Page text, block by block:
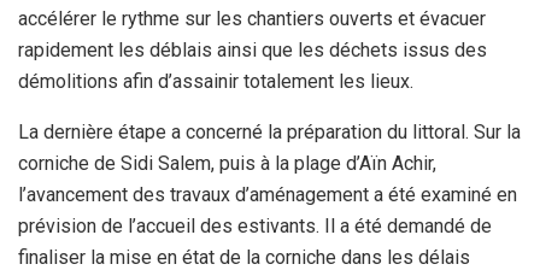
accélérer le rythme sur les chantiers ouverts et évacuer
rapidement les déblais ainsi que les déchets issus des
démolitions afin d’assainir totalement les lieux.
La dernière étape a concerné la préparation du littoral. Sur la
corniche de Sidi Salem, puis à la plage d’Aïn Achir,
l’avancement des travaux d’aménagement a été examiné en
prévision de l’accueil des estivants. Il a été demandé de
finaliser la mise en état de la corniche dans les délais